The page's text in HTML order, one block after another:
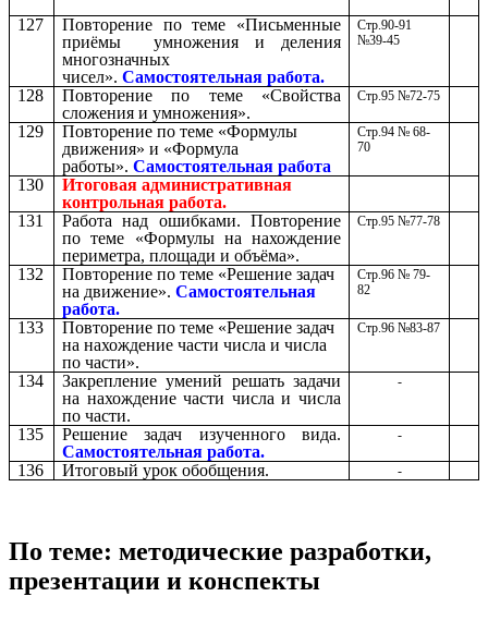
127
Повторение по теме «Письменные
приёмы умножения и деления
многозначных
чисел». Самостоятельная работа.
Стр.90-91
№39-45
128
Повторение по теме «Свойства
сложения и умножения».
Стр.95 №72-75
129
Повторение по теме «Формулы
движения» и «Формула
работы». Самостоятельная работа
Стр.94 № 68-
70
130
Итоговая административная
контрольная работа.
131
Работа над ошибками. Повторение
по теме «Формулы на нахождение
периметра, площади и объёма».
Стр.95 №77-78
132
Повторение по теме «Решение задач
на движение». Самостоятельная
работа.
Стр.96 № 79-
82
133
Повторение по теме «Решение задач
на нахождение части числа и числа
по части».
Стр.96 №83-87
134
Закрепление умений решать задачи
на нахождение части числа и числа
по части.
-
135
Решение задач изученного вида.
Самостоятельная работа.
-
136 Итоговый урок обобщения. -
По теме: методические разработки,
презентации и конспекты